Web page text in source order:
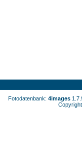
Fotodatenbank: 4images